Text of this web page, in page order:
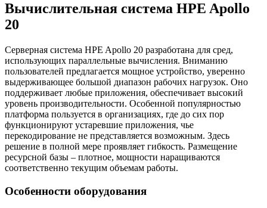
Вычислительная система HPE Apollo
20
Серверная система HPE Apollo 20 разработана для сред,
использующих параллельные вычисления. Вниманию
пользователей предлагается мощное устройство, уверенно
выдерживающее большой диапазон рабочих нагрузок. Оно
поддерживает любые приложения, обеспечивает высокий
уровень производительности. Особенной популярностью
платформа пользуется в организациях, где до сих пор
функционируют устаревшие приложения, чье
перекодирование не представляется возможным. Здесь
решение в полной мере проявляет гибкость. Размещение
ресурсной базы – плотное, мощности наращиваются
соответственно текущим объемам работы.
Особенности оборудования